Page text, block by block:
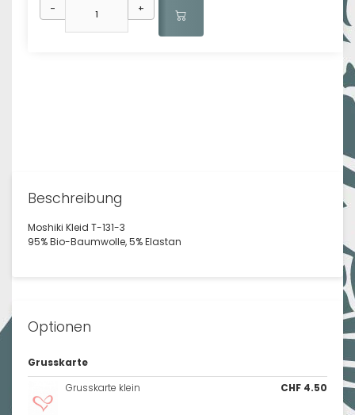
- +
Beschreibung
Moshiki Kleid T-131-3
95% Bio-Baumwolle, 5% Elastan
Optionen
Grusskarte
Grusskarte klein
CHF 4.50